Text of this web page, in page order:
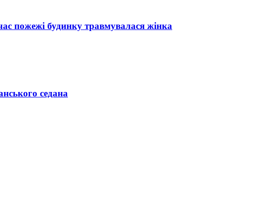
пожежі будинку травмувалася жінка
седана